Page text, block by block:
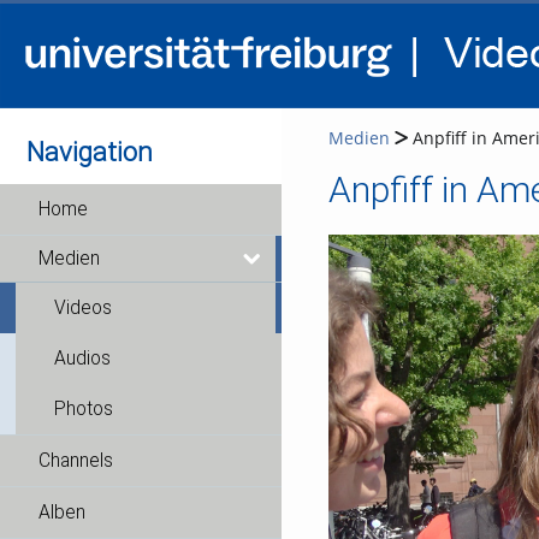
Navigation
Home
Medien
Videos
Audios
Photos
Channels
Alben
Medien Anpfiff in
Anpfiff in